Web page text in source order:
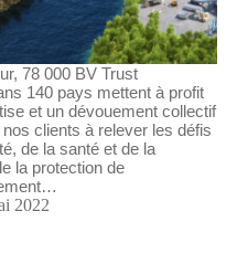
78 000 BV Trust
140 pays mettent à profit
et un dévouement collectif
nos clients à relever les défis
de la santé et de la
la protection de
2022